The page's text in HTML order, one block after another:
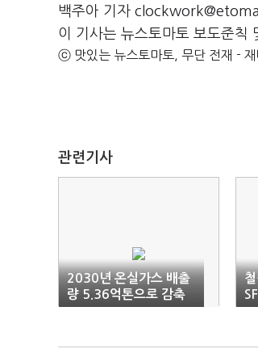
백주아 기자
이 기사는 뉴스토마토 보도준칙
ⓒ 맛있는 뉴스토마토, 무단 전재 - 재
관련기사
2030년 온실가스 배출
량 5.36억톤으로 감축